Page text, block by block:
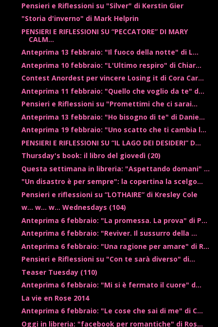
Pensieri e Riflessioni su "Silver" di Kerstin Gier
"Storia d'inverno" di Mark Helprin
PENSIERI E RIFLESSIONI SU “PECCATORE” DI MARY
CALM...
Anteprima 13 febbraio: "Il fuoco della notte" di L...
Anteprima 10 febbraio: "L'Ultimo respiro" di Chiar...
Contest Anordest per vincere Losing it di Cora Car...
Anteprima 11 febbraio: "Quello che voglio da te" d...
Pensieri e Riflessioni su "Promettimi che ci sarai...
Anteprima 13 febbraio: "Ho bisogno di te" di Danie...
Anteprima 19 febbraio: "Uno scatto che ti cambia l...
PENSIERI E RIFLESSIONI SU “IL LAGO DEI DESIDERI” D...
Thursday's book: il libro del giovedì (20)
Questa settimana in libreria: "Aspettando domani" ...
"Un disastro è per sempre": la copertina la scelgo...
Pensieri e riflessioni su “LOTHAIRE” di Kresley Cole
w... w... w... Wednesdays (104)
Anteprima 6 febbraio: "La promessa. La prova" di P...
Anteprima 6 febbraio: "Reviver. Il sussurro della ...
Anteprima 6 febbraio: "Una ragione per amare" di R...
Pensieri e Riflessioni su "Con te sarà diverso" di...
Teaser Tuesday (110)
Anteprima 6 febbraio: "Mi si è fermato il cuore" d...
La vie en Rose 2014
Anteprima 6 febbraio: "Le cose che sai di me" di C...
Oggi in libreria: "facebook per romantiche" di Ros...